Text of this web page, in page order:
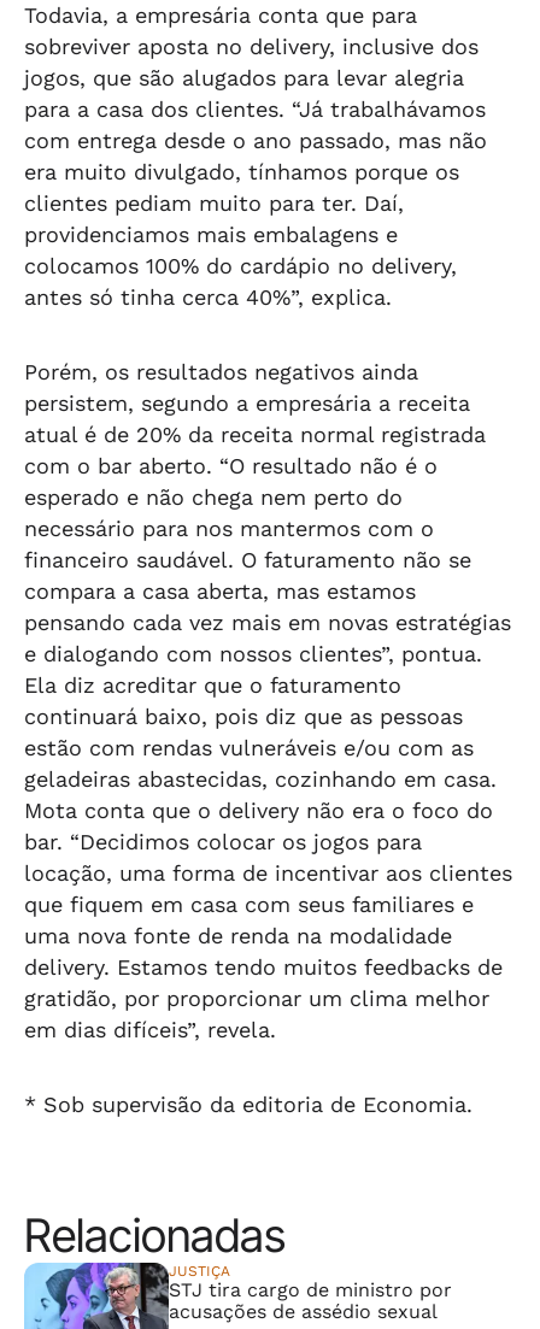
Todavia, a empresária conta que para
sobreviver aposta no delivery, inclusive dos
jogos, que são alugados para levar alegria
para a casa dos clientes. “Já trabalhávamos
com entrega desde o ano passado, mas não
era muito divulgado, tínhamos porque os
clientes pediam muito para ter. Daí,
providenciamos mais embalagens e
colocamos 100% do cardápio no delivery,
antes só tinha cerca 40%”, explica.
Porém, os resultados negativos ainda
persistem, segundo a empresária a receita
atual é de 20% da receita normal registrada
com o bar aberto. “O resultado não é o
esperado e não chega nem perto do
necessário para nos mantermos com o
financeiro saudável. O faturamento não se
compara a casa aberta, mas estamos
pensando cada vez mais em novas estratégias
e dialogando com nossos clientes”, pontua.
Ela diz acreditar que o faturamento
continuará baixo, pois diz que as pessoas
estão com rendas vulneráveis e/ou com as
geladeiras abastecidas, cozinhando em casa.
Mota conta que o delivery não era o foco do
bar. “Decidimos colocar os jogos para
locação, uma forma de incentivar aos clientes
que fiquem em casa com seus familiares e
uma nova fonte de renda na modalidade
delivery. Estamos tendo muitos feedbacks de
gratidão, por proporcionar um clima melhor
em dias difíceis”, revela.
* Sob supervisão da editoria de Economia.
Relacionadas
JUSTIÇA
STJ tira cargo de ministro por
acusações de assédio sexual